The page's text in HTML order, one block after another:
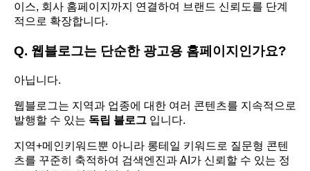
이스, 회사 홈페이지까지 연결하여 브랜드 신뢰도를 단계
적으로 확장합니다.
Q. 웹블로그는 단순한 광고용 홈페이지인가요?
아닙니다.
웹블로그는 지역과 업종에 대한 여러 콘텐츠를 지속적으로
발행할 수 있는 독립 블로그 입니다.
지역+메인키워드뿐 아니라 롱테일 키워드로 질문형 콘텐
츠를 꾸준히 축적하여 검색엔진과 AI가 신뢰할 수 있는 정